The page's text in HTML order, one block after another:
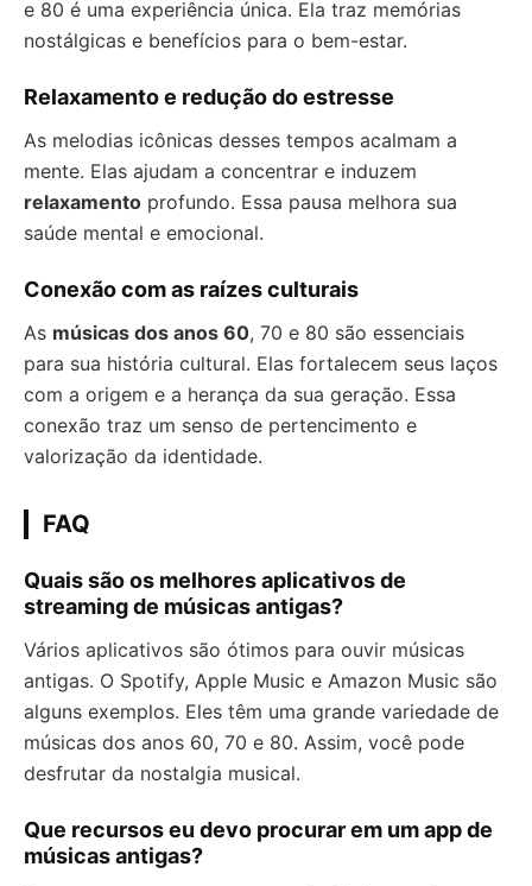
e 80 é uma experiência única. Ela traz memórias
nostálgicas e benefícios para o bem-estar.
Relaxamento e redução do estresse
As melodias icônicas desses tempos acalmam a
mente. Elas ajudam a concentrar e induzem
relaxamento profundo. Essa pausa melhora sua
saúde mental e emocional.
Conexão com as raízes culturais
As músicas dos anos 60, 70 e 80 são essenciais
para sua história cultural. Elas fortalecem seus laços
com a origem e a herança da sua geração. Essa
conexão traz um senso de pertencimento e
valorização da identidade.
FAQ
Quais são os melhores aplicativos de
streaming de músicas antigas?
Vários aplicativos são ótimos para ouvir músicas
antigas. O Spotify, Apple Music e Amazon Music são
alguns exemplos. Eles têm uma grande variedade de
músicas dos anos 60, 70 e 80. Assim, você pode
desfrutar da nostalgia musical.
Que recursos eu devo procurar em um app de
músicas antigas?